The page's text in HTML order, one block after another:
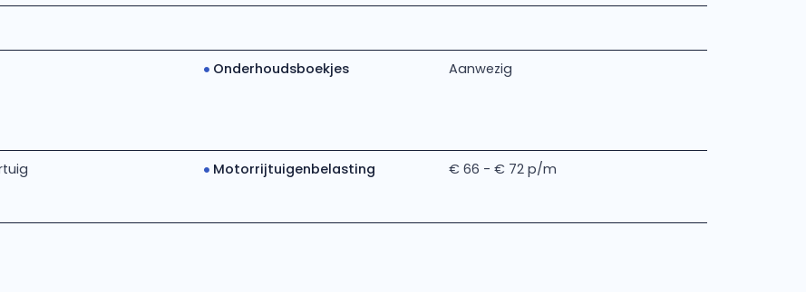
Onderhoudsboekjes
Aanwezig
Motorrijtuigenbelasting € 66 - € 72 p/m